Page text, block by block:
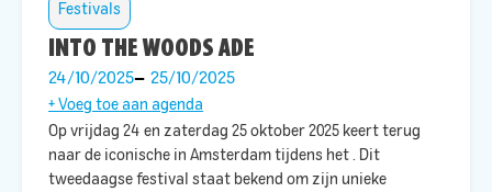
Festivals
INTO THE WOODS ADE
24/10/2025 25/10/2025
+ Voeg toe aan agenda
Op vrijdag 24 en zaterdag 25 oktober 2025 keert terug
naar de iconische in Amsterdam tijdens het
. Dit
tweedaagse festival staat bekend om zijn unieke